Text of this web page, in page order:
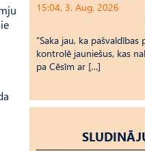
15:04, 3. Aug, 2026
“Saka jau, ka pašvaldības
kontrolē jauniešus, kas
pa Cēsīm ar […]